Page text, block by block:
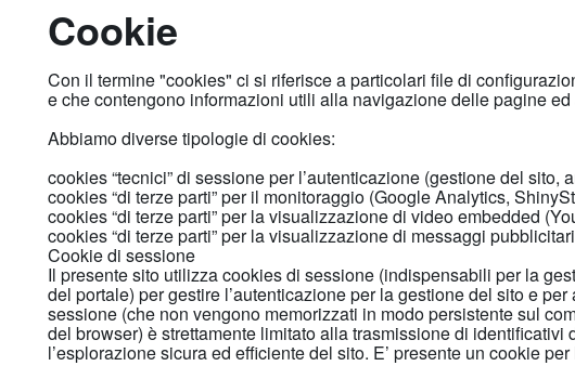
Cookie
Con il termine "cookies" ci si riferisce a particolari file di
e che contengono informazioni utili alla navigazione delle pagine
Abbiamo diverse tipologie di cookies:
cookies “tecnici” di sessione per l’autenticazione (gestione del sito,
cookies “di terze parti” per il monitoraggio (Google Analytics,
cookies “di terze parti” per la visualizzazione di video embedded
cookies “di terze parti” per la visualizzazione di messaggi
Cookie di sessione
Il presente sito utilizza cookies di sessione (indispensabili per la
del portale) per gestire l’autenticazione per la gestione del sito e
sessione (che non vengono memorizzati in modo persistente sul
del browser) è strettamente limitato alla trasmissione di
l’esplorazione sicura ed efficiente del sito. E’ presente un cookie